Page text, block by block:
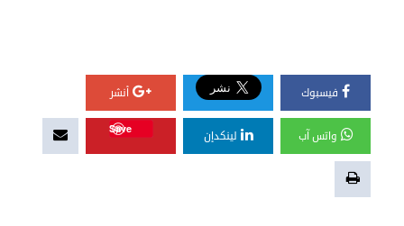
فيسبوك أنشر
واتس آب لينكدإن
Save